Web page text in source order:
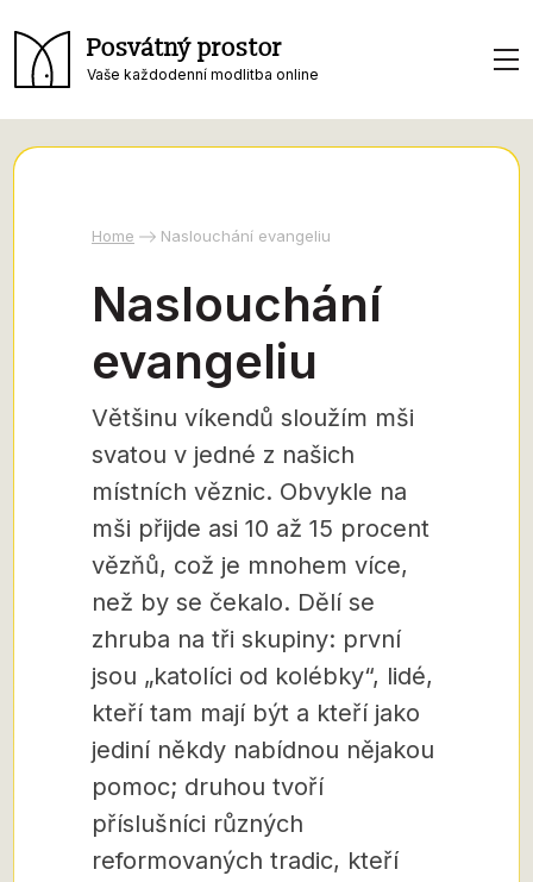
Posvátný prostor
Vaše každodenní modlitba online
Home Naslouchání evangeliu
Naslouchání
evangeliu
Většinu víkendů sloužím mši
svatou v jedné z našich
místních věznic. Obvykle na
mši přijde asi 10 až 15 procent
vězňů, což je mnohem více,
než by se čekalo. Dělí se
zhruba na tři skupiny: první
jsou „katolíci od kolébky“, lidé,
kteří tam mají být a kteří jako
jediní někdy nabídnou nějakou
pomoc; druhou tvoří
příslušníci různých
reformovaných tradic, kteří